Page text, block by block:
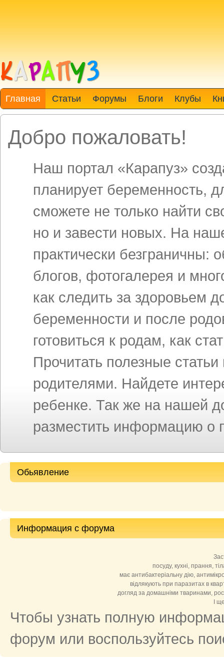
Главная Статьи Форумы Блоги Клубы
Добро пожаловать!
Наш портал «Карапуз»
планирует беременность,
сможете не только найти
но и завести новых. На
практически
блогов, фотогалерея и
как следить за здоровьем
беременности и после
готовиться к родам, как
Прочитать полезные
родителями. Найдете
ребенке. Так же на нашей
разместить информацию о
Обьявление
Информация с форума
посуду, кухні, прання,
має антибактеріальну дію,
відлякують при паразитах в
догляд за домашніми тваринами,
І
Чтобы узнать полную
форум или воспользуйтесь